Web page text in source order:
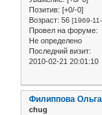
Позитив: [+0/-0]
Возраст: 56 [1969-
Провел на форуме:
Не определено
Последний визит:
2010-02-21 20:01:10
Филиппова Ольга
chug